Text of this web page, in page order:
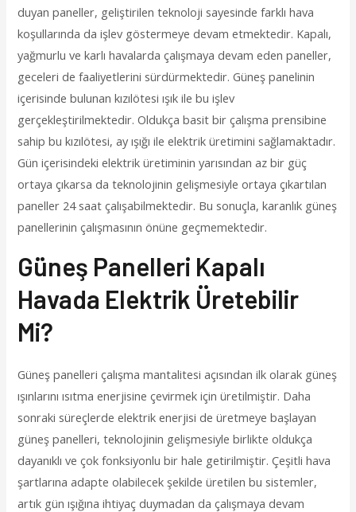
duyan paneller, geliştirilen teknoloji sayesinde farklı hava
koşullarında da işlev göstermeye devam etmektedir. Kapalı,
yağmurlu ve karlı havalarda çalışmaya devam eden paneller,
geceleri de faaliyetlerini sürdürmektedir. Güneş panelinin
içerisinde bulunan kızılötesi ışık ile bu işlev
gerçekleştirilmektedir. Oldukça basit bir çalışma prensibine
sahip bu kızılötesi, ay ışığı ile elektrik üretimini sağlamaktadır.
Gün içerisindeki elektrik üretiminin yarısından az bir güç
ortaya çıkarsa da teknolojinin gelişmesiyle ortaya çıkartılan
paneller 24 saat çalışabilmektedir. Bu sonuçla, karanlık güneş
panellerinin çalışmasının önüne geçmemektedir.
Güneş Panelleri Kapalı
Havada Elektrik Üretebilir
Mi?
Güneş panelleri çalışma mantalitesi açısından ilk olarak güneş
ışınlarını ısıtma enerjisine çevirmek için üretilmiştir. Daha
sonraki süreçlerde elektrik enerjisi de üretmeye başlayan
güneş panelleri, teknolojinin gelişmesiyle birlikte oldukça
dayanıklı ve çok fonksiyonlu bir hale getirilmiştir. Çeşitli hava
şartlarına adapte olabilecek şekilde üretilen bu sistemler,
artık gün ışığına ihtiyaç duymadan da çalışmaya devam